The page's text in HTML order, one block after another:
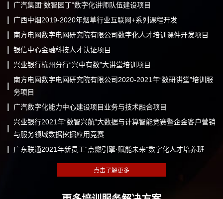
广汽集团“数智园丁”数字化讲师队伍建设项目
广西中烟2019-2020年烟草行业互联网+系列课程开发
南方电网数字电网研究院有限公司数字化人才培训课件开发项目
银信中心金融科技人才认证项目
兴业银行杭州分行“兴中有数”大讲堂培训项目
南方电网数字电网研究院有限公司2020-2021年“数研讲堂”培训服
务项目
广汽数字化能力中心建设项目业务与技术融合项目
兴业银行2021年“数智兴航”大数据与计算智能竞赛暨企金客户营销
与服务领域数据挖掘应用竞赛
广东联通2021年新员工“点燃引擎·赋能未来”数字化人才培养班